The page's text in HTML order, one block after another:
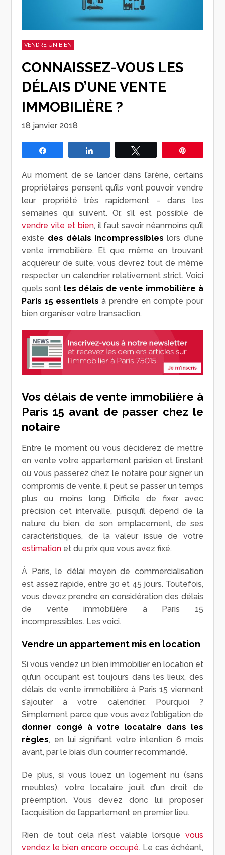
VENDRE UN BIEN
CONNAISSEZ-VOUS LES
DÉLAIS D’UNE VENTE
IMMOBILIÈRE ?
18 janvier 2018
Au moment de se lancer dans l’arène, certains
propriétaires pensent qu’ils vont pouvoir vendre
leur propriété très rapidement – dans les
semaines qui suivent. Or, s’il est possible de
vendre vite et bien, il faut savoir néanmoins qu’il
existe des délais incompressibles lors d’une
vente immobilière. Et que même en trouvant
acquéreur de suite, vous devrez tout de même
respecter un calendrier relativement strict. Voici
quels sont les délais de vente immobilière à
Paris 15 essentiels à prendre en compte pour
bien organiser votre transaction.
Vos délais de vente immobilière à
Paris 15 avant de passer chez le
notaire
Entre le moment où vous déciderez de mettre
en vente votre appartement parisien et l’instant
où vous passerez chez le notaire pour signer un
compromis de vente, il peut se passer un temps
plus ou moins long. Difficile de fixer avec
précision cet intervalle, puisqu’il dépend de la
nature du bien, de son emplacement, de ses
caractéristiques, de la valeur issue de votre
estimation et du prix que vous avez fixé.
À Paris, le délai moyen de commercialisation
est assez rapide, entre 30 et 45 jours. Toutefois,
vous devez prendre en considération des délais
de vente immobilière à Paris 15
incompressibles. Les voici.
Vendre un appartement mis en location
Si vous vendez un bien immobilier en location et
qu’un occupant est toujours dans les lieux, des
délais de vente immobilière à Paris 15 viennent
s’ajouter à votre calendrier. Pourquoi ?
Simplement parce que vous avez l’obligation de
donner congé à votre locataire dans les
règles, en lui signifiant votre intention 6 mois
avant, par le biais d’un courrier recommandé.
De plus, si vous louez un logement nu (sans
meubles), votre locataire jouit d’un droit de
préemption. Vous devez donc lui proposer
l’acquisition de l’appartement en premier lieu.
Rien de tout cela n’est valable lorsque vous
vendez le bien encore occupé. Le cas échéant,